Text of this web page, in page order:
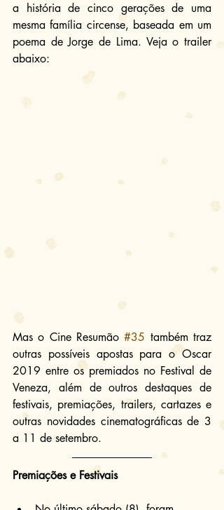
a história de cinco gerações de uma
mesma família circense, baseada em um
poema de Jorge de Lima. Veja o trailer
abaixo:
Mas o Cine Resumão #35 também traz
outras possíveis apostas para o Oscar
2019 entre os premiados no Festival de
Veneza, além de outros destaques de
festivais, premiações, trailers, cartazes e
outras novidades cinematográficas de 3
a 11 de setembro.
Premiações e Festivais